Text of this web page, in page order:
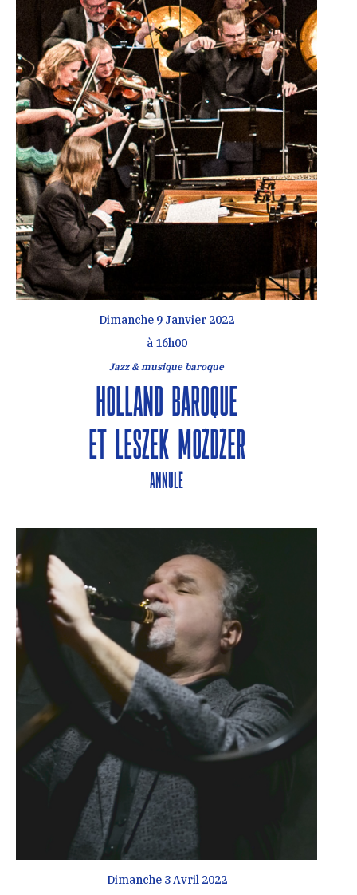
Dimanche 9 Janvier 2022
à 16h00
Jazz & musique baroque
Holland Baroque
et Leszek Możdżer
ANNULÉ
Dimanche 3 Avril 2022